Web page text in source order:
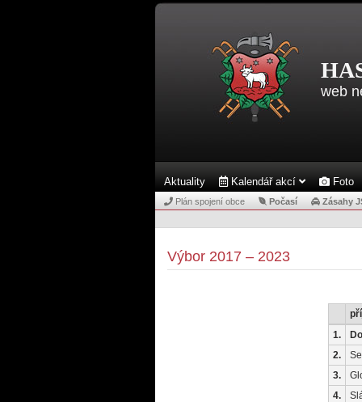
web
Aktuality Kalendář akcí Foto
Plán spojení obce Počasí Zásahy
Výbor 2017 – 2023
1.
2.
3.
4.